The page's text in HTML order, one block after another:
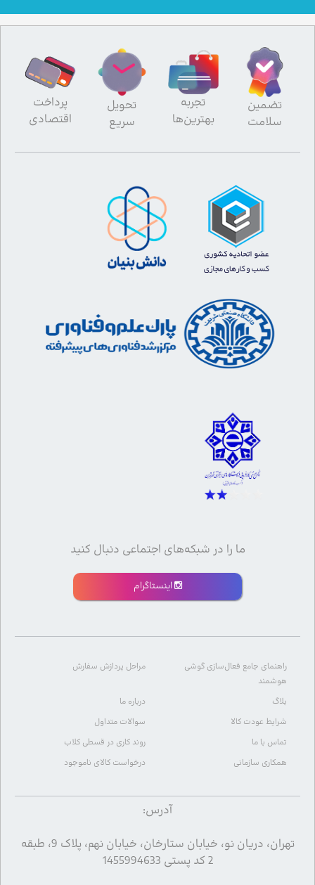
تضمین
سلامت
تجربه
بهترین‌ها
تحویل
سریع
پرداخت
اقتصادی
ما را در شبکه‌های اجتماعی دنبال کنید
اینستاگرام
راهنمای جامع فعال‌سازی گوشی
هوشمند
مراحل پردازش سفارش
بلاگ
درباره ما
شرایط عودت کالا
سوالات متداول
تماس با ما
روند کاری در قسطی کلاب
همکاری سازمانی
درخواست کالای ناموجود
آدرس:
تهران، دریان نو، خیابان ستارخان، خیابان نهم، پلاک 9، طبقه
2 کد پستی 1455994633